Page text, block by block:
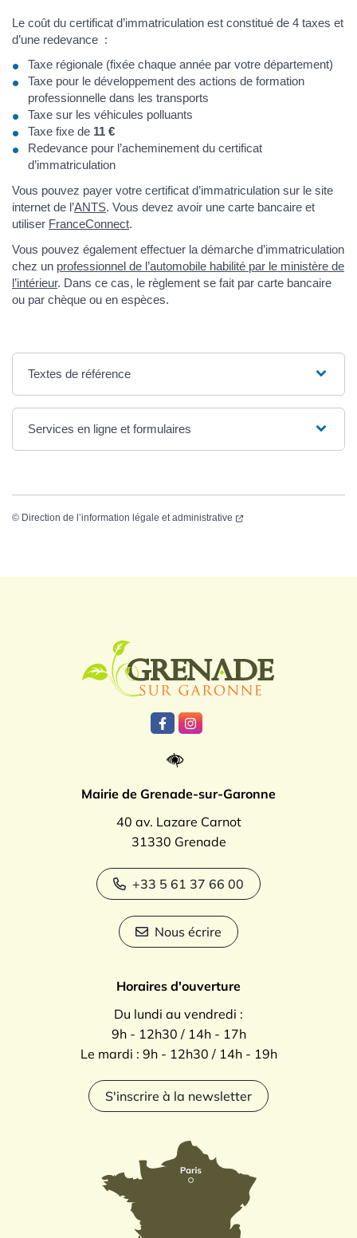
Le coût du certificat d’immatriculation est constitué de 4 taxes et
d’une redevance :
Taxe régionale (fixée chaque année par votre département)
Taxe pour le développement des actions de formation
professionnelle dans les transports
Taxe sur les véhicules polluants
Taxe fixe de 11 €
Redevance pour l’acheminement du certificat
d’immatriculation
Vous pouvez payer votre certificat d’immatriculation sur le site
internet de l’ANTS. Vous devez avoir une carte bancaire et
utiliser FranceConnect.
Vous pouvez également effectuer la démarche d’immatriculation
chez un professionnel de l’automobile habilité par le ministère de
l’intérieur. Dans ce cas, le règlement se fait par carte bancaire
ou par chèque ou en espèces.
Textes de référence
Services en ligne et formulaires
© Direction de l’information légale et administrative
Lien vers le compte Facebook
Lien vers le compte
Mairie de Grenade-sur-Garonne
40 av. Lazare Carnot
31330 Grenade
+33 5 61 37 66 00
Nous écrire
Horaires d'ouverture
Du lundi au vendredi :
9h - 12h30 / 14h - 17h
Le mardi : 9h - 12h30 / 14h - 19h
S'inscrire à la newsletter